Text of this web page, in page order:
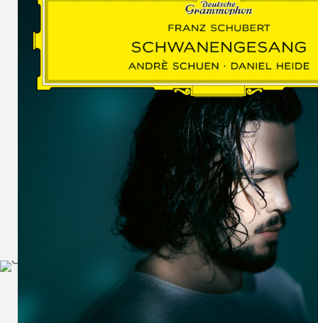
WOLF
MARTIN
SCHUMANN,
LIEDERKREIS
OP. 24
SECHS
MONOLOGE
AUS
JEDERMANN
GESÄNGE